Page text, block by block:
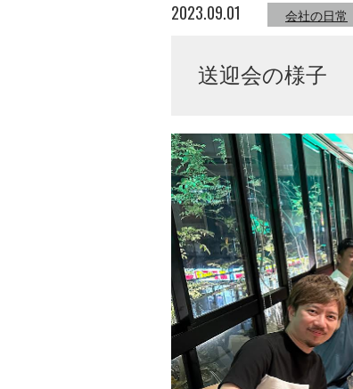
2023.09.01 会社の日常
送迎会の様子